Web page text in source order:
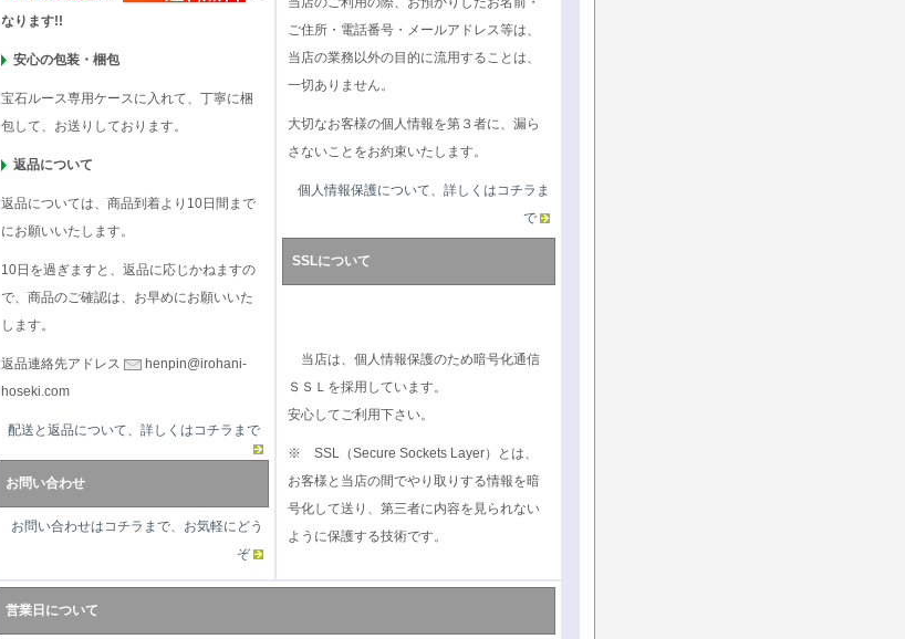
なります!!
安心の包装・梱包
宝石ルース専用ケースに入れて、丁寧に梱
包して、お送りしております。
返品について
返品については、商品到着より10日間まで
にお願いいたします。
10日を過ぎますと、返品に応じかねますの
で、商品のご確認は、お早めにお願いいた
します。
返品連絡先アドレス
henpin@irohani-
hoseki.com
配送と返品について、詳しくはコチラまで
お問い合わせ
お問い合わせはコチラまで、お気軽にどう
ぞ
ご住所・電話番号・メールアドレス等は、
当店の業務以外の目的に流用することは、
一切ありません。
大切なお客様の個人情報を第３者に、漏ら
さないことをお約束いたします。
個人情報保護について、詳しくはコチラま
で
SSLについて
当店は、個人情報保護のため暗号化通信
ＳＳＬを採用しています。
安心してご利用下さい。
※ SSL（Secure Sockets Layer）とは、
お客様と当店の間でやり取りする情報を暗
号化して送り、第三者に内容を見られない
ように保護する技術です。
営業日について